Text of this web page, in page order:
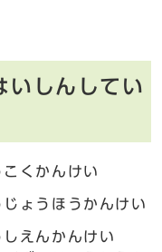
いしんしてい
くかんけい
ょうほうかんけい
えんかんけい